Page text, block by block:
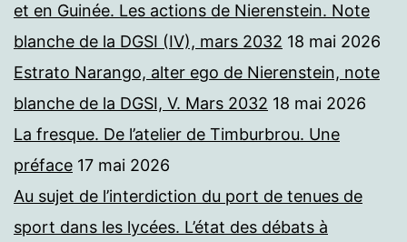
et en Guinée. Les actions de Nierenstein. Note
blanche de la DGSI (IV), mars 2032 18 mai 2026
Estrato Narango, alter ego de Nierenstein, note
blanche de la DGSI, V. Mars 2032 18 mai 2026
La fresque. De l’atelier de Timburbrou. Une
préface 17 mai 2026
Au sujet de l’interdiction du port de tenues de
sport dans les lycées. L’état des débats à